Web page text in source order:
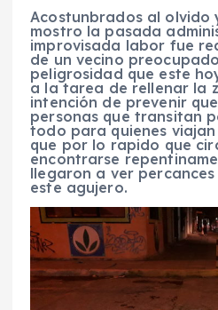
Acostunbrados al olvido
mostro la pasada
improvisada labor fue
de un vecino
peligrosidad que este
a la tarea de rellenar la
intención de prevenir
personas que transitan
todo para quienes
que por lo rapido que
encontrarse
llegaron a ver
este agujero.